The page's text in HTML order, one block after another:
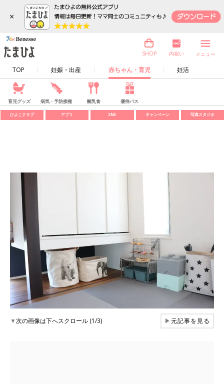
×
TOP 妊娠・出産 赤ちゃん・育児 妊活
SHOP 内祝い メニュー
育児グッズ 病気・予防接種 離乳食 優待パス
ひよこクラブ アプリ SNS キャンペーン 写真スタジオ
▼次の画像は下へスクロール (1/3) ▶元記事を見る